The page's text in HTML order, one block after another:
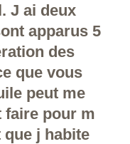
J ai deux
apparus 5
des
que vous
peut me
faire pour m
j habite